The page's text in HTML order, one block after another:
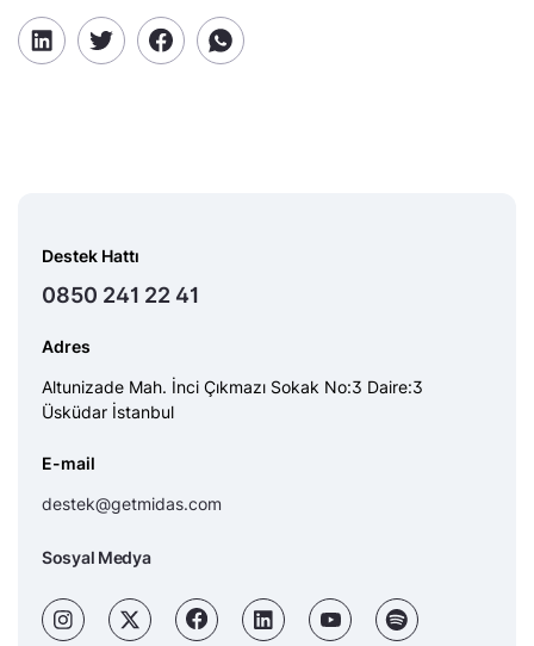
Destek Hattı
0850 241 22 41
Adres
Altunizade Mah. İnci Çıkmazı Sokak No:3 Daire:3
Üsküdar İstanbul
E-mail
destek@getmidas.com
Sosyal Medya